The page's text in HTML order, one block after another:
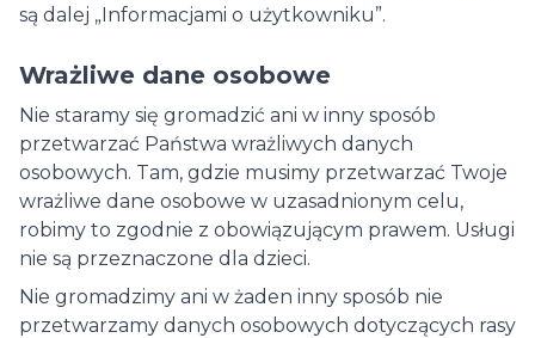
są dalej „Informacjami o użytkowniku”.
Wrażliwe dane osobowe
Nie staramy się gromadzić ani w inny sposób
przetwarzać Państwa wrażliwych danych
osobowych. Tam, gdzie musimy przetwarzać Twoje
wrażliwe dane osobowe w uzasadnionym celu,
robimy to zgodnie z obowiązującym prawem. Usługi
nie są przeznaczone dla dzieci.
Nie gromadzimy ani w żaden inny sposób nie
przetwarzamy danych osobowych dotyczących rasy